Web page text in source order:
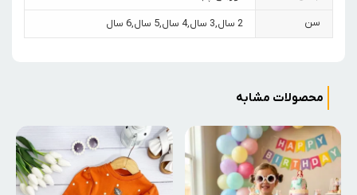
سن 2 سال ,3 سال ,4 سال ,5 سال ,6 سال
محصولات مشابه